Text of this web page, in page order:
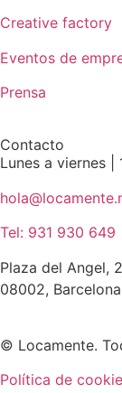
Creative factory
Eventos de
Prensa
Contacto
Lunes a viernes |
Tel: 931 930 649
Plaza del Angel,
08002, Barcelona
© Locamente.
Política de